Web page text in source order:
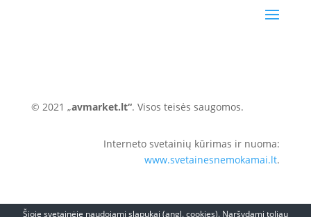
© 2021 „avmarket.lt“. Visos teisės saugomos.
Interneto svetainių kūrimas ir nuoma:
www.svetainesnemokamai.lt.
Šioje svetainėje naudojami slapukai (angl. cookies). Naršydami toliau